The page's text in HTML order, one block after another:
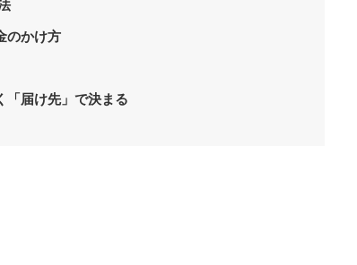
のかけ方
「届け先」で決まる